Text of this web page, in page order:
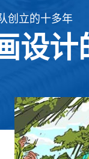
创立的十多年
计